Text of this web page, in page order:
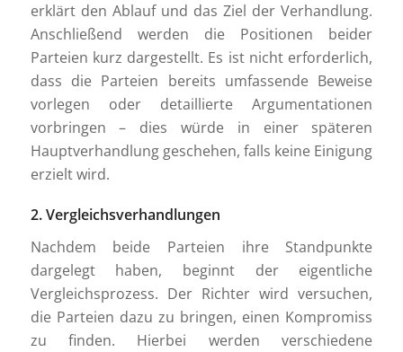
erklärt den Ablauf und das Ziel der Verhandlung.
Anschließend werden die Positionen beider
Parteien kurz dargestellt. Es ist nicht erforderlich,
dass die Parteien bereits umfassende Beweise
vorlegen oder detaillierte Argumentationen
vorbringen – dies würde in einer späteren
Hauptverhandlung geschehen, falls keine Einigung
erzielt wird.
2. Vergleichsverhandlungen
Nachdem beide Parteien ihre Standpunkte
dargelegt haben, beginnt der eigentliche
Vergleichsprozess. Der Richter wird versuchen,
die Parteien dazu zu bringen, einen Kompromiss
zu finden. Hierbei werden verschiedene